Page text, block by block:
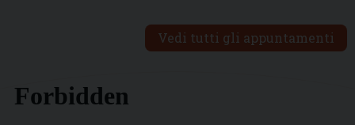
Vedi tutti gli appuntamenti